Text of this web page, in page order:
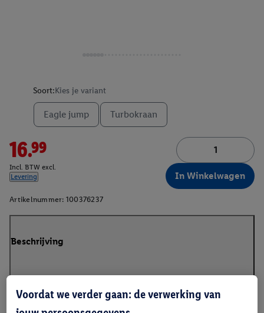
Soort:Kies je variant
Eagle jump Turbokraan
16.99
Incl. BTW excl.
Levering
In Winkelwagen
Artikelnummer: 100376237
Beschrijving
Voordat we verder gaan: de verwerking van